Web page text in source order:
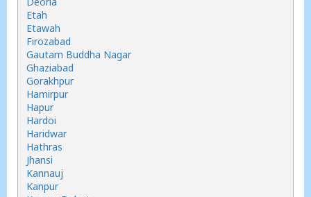
Etah
Etawah
Firozabad
Gautam Buddha Nagar
Ghaziabad
Gorakhpur
Hamirpur
Hapur
Hardoi
Haridwar
Hathras
Jhansi
Kannauj
Kanpur